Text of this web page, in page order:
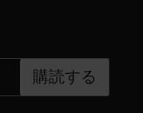
購読する